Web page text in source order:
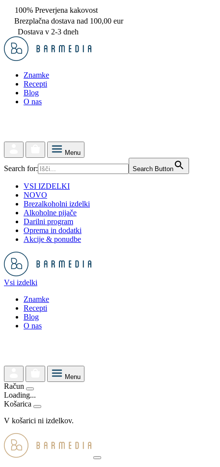
100% Preverjena kakovost
Brezplačna dostava nad 100,00 eur
Dostava v 2-3 dneh
Znamke
Recepti
Blog
O nas
Menu
Search for: Search Button
VSI IZDELKI
NOVO
Brezalkoholni izdelki
Alkoholne pijače
Darilni program
Oprema in dodatki
Akcije & ponudbe
Vsi izdelki
Znamke
Recepti
Blog
O nas
Menu
Račun
Loading...
Košarica
V košarici ni izdelkov.